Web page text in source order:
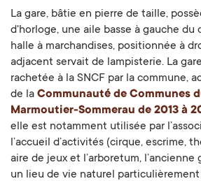
La gare, bâtie en pierre de taille,
d'horloge, une aile basse à gauche du
halle à marchandises, positionnée à
adjacent servait de lampisterie. La
rachetée à la SNCF par la commune,
de la Communauté de Communes
Marmoutier-Sommerau de 2013 à
elle est notamment utilisée par
l’accueil d’activités (cirque, escrime,
aire de jeux et l’arboretum, l’ancienne
un lieu de vie naturel